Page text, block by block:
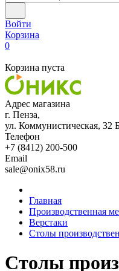
Войти
Корзина
0
Корзина пуста
Адрес магазина
г. Пенза,
ул. Коммунистическая, 32
Телефон
+7 (8412) 200-500
Email
sale@onix58.ru
Главная
Производственная
Верстаки
Столы
Столы